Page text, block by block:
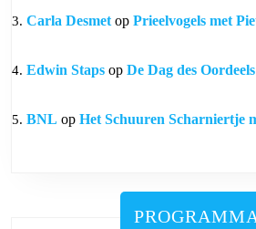
Carla Desmet op Prieelvogels met
Edwin Staps op De Dag des
BNL op Het Schuuren Scharniertje